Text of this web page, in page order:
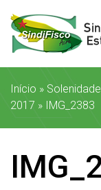
Início »
2017 » IMG_2383